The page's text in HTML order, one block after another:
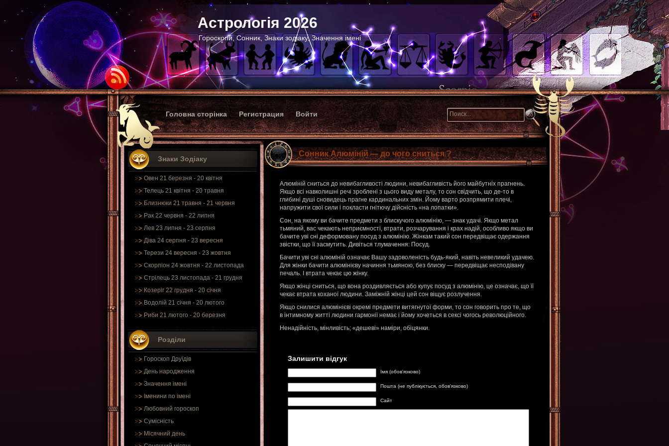
Астрологія 2026
Гороскопи, Сонник, Знаки зодіаку, Значення імені
Головна сторінка Регистрация Войти
Знаки Зодіаку
Овен 21 березня - 20 квітня
Телець 21 квітня - 20 травня
Близнюки 21 травня - 21 червня
Рак 22 червня - 22 липня
Лев 23 липня - 23 серпня
Діва 24 серпня - 23 вересня
Терези 24 вересня - 23 жовтня
Скорпіон 24 жовтня - 22 листопада
Стрілець 23 листопада - 21 грудня
Козеріг 22 грудня - 20 січня
Водолій 21 січня - 20 лютого
Риби 21 лютого - 20 березня
Розділи
Гороскоп Друїдів
День народження
Значення імені
Іменини по імені
Любовний гороскоп
Сумісність
Місячний день
Сонник Алюміній — до чого сниться ?
Алюміній сниться до невибагливості людини, невибагливість його майбутніх прагнень.
Якщо всі навколишні речі зроблені з цього виду металу, то сон свідчить, що де-то в
глибині душі сновидець прагне кардинальних змін. Йому варто розпрямити плечі,
напружити свої сили і покласти гнітючу дійсність «на лопатки».
Сон, на якому ви бачите предмети з блискучого алюмінію, — знак удачі. Якщо метал
тьмяний, вас чекають неприємності, втрати, розчарування і крах надій, особливо якщо ви
бачите уві сні деформовану посуд з алюмінію. Жінкам такий сон передвіщає одержання
звістки, що її засмутить. Дивіться тлумачення: Посуд.
Бачити уві сні алюміній означає Вашу задоволеність будь-який, навіть невеликий удачею.
Для жінки бачити алюмінієву начиння тьмяною, без блиску — передвіщає несподівану
печаль. І втрата чекає цю жінку.
Якщо жінці сниться, що вона роздивляється або купує посуд з алюмінію, це означає, що її
чекає втрата коханої людини. Заміжній жінці цей сон віщує розлучення.
Якщо снилися алюмінієві окремі предмети витягнутої форми, то сон говорить про те, що
в інтимному житті людини гармонії немає і йому хочеться в сексі чогось революційного.
Ненадійність, мінливість; «дешеві» наміри, обіцянки.
Залишити відгук
Імя (обов'язково)
Пошта (не публікується, обов'язково)
Сайт